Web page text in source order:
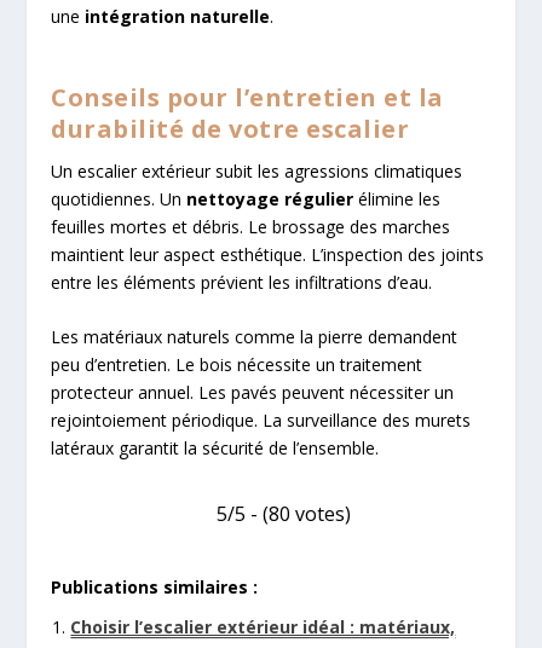
une intégration naturelle.
Conseils pour l’entretien et la
durabilité de votre escalier
Un escalier extérieur subit les agressions climatiques
quotidiennes. Un nettoyage régulier élimine les
feuilles mortes et débris. Le brossage des marches
maintient leur aspect esthétique. L’inspection des joints
entre les éléments prévient les infiltrations d’eau.
Les matériaux naturels comme la pierre demandent
peu d’entretien. Le bois nécessite un traitement
protecteur annuel. Les pavés peuvent nécessiter un
rejointoiement périodique. La surveillance des murets
latéraux garantit la sécurité de l’ensemble.
5/5 - (80 votes)
Publications similaires :
Choisir l’escalier extérieur idéal : matériaux,